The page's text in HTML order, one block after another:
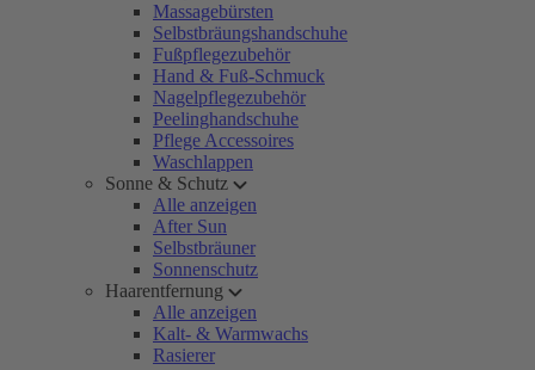
Massagebürsten
Selbstbräungshandschuhe
Fußpflegezubehör
Hand & Fuß-Schmuck
Nagelpflegezubehör
Peelinghandschuhe
Pflege Accessoires
Waschlappen
Sonne & Schutz
Alle anzeigen
After Sun
Selbstbräuner
Sonnenschutz
Haarentfernung
Alle anzeigen
Kalt- & Warmwachs
Rasierer